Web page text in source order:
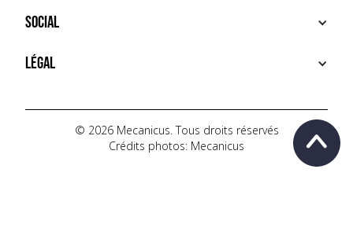
CONTACT
NEWS
VIDÉOS
AUTOPÉDIA
Social
INSTAGRAM
TIKTOK
YOUTUBE
Légal
POLITIQUE DE CONFIDENTIALITÉ
© 2026 Mecanicus. Tous droits réservés
Crédits photos: Mecanicus